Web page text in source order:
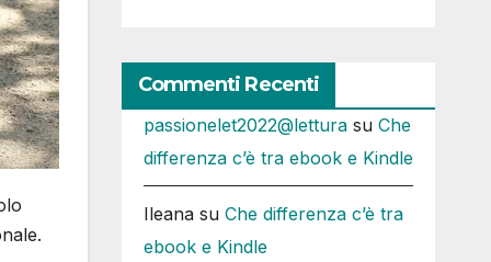
Commenti Recenti
passionelet2022@letturasu Che
differenza c’è tra ebook e Kindle
Ileanasu Che differenza c’è tra
ebook e Kindle